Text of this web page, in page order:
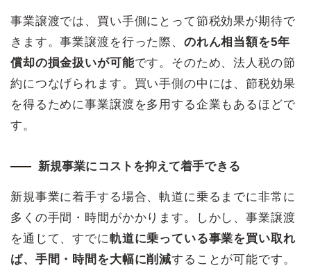
事業譲渡では、買い手側にとって節税効果が期待で
きます。事業譲渡を行った際、 のれん相当額を5年
償却の損金扱いが可能です。そのため、法人税の節
約につなげられます。買い手側の中には、節税効果
を得るために事業譲渡を多用する企業もあるほどで
す。
新規事業にコストを抑えて着手できる
新規事業に着手する場合、軌道に乗るまでに非常に
多くの手間・時間がかかります。しかし、事業譲渡
を通じて、すでに軌道に乗っている事業を買い取れ
ば、手間・時間を大幅に削減することが可能です。